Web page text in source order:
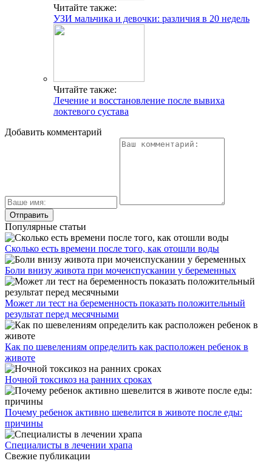
Читайте также:
УЗИ мальчика и девочки: различия в 20 недель
Читайте также:
Лечение и восстановление после вывиха
локтевого сустава
Добавить комментарий
Популярные статьи
Сколько есть времени после того, как отошли воды
Боли внизу живота при мочеиспускании у беременных
Может ли тест на беременность показать положительный
результат перед месячными
Как по шевелениям определить как расположен ребенок в
животе
Ночной токсикоз на ранних сроках
Почему ребенок активно шевелится в животе после еды:
причины
Специалисты в лечении храпа
Свежие публикации